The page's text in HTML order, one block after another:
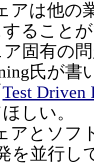
アは他の
ること
固有の
氏が
Test Driven
しい。
アとソフ
を並行し